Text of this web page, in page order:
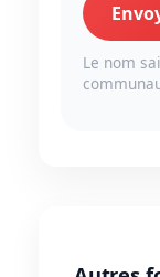
Le nom